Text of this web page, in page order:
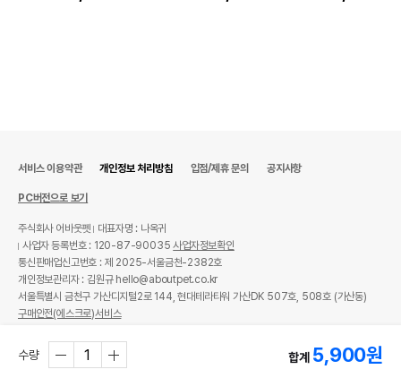
품명 및 모델명 도그아이 로프바베큐 노즈워크
법에 의한 인증,허가 등을
받았음을 확인할수 있는
경우 그에 대한 사항
상품상세설명 참조
제조국 또는 원산지
수량 합계 5,900원
서비스 이용약관 개인정보 처리방침 입점/제휴 문의 공지사항
PC버전으로 보기
주식회사 어바웃펫
대표자명 : 나옥귀
사업자 등록번호 : 120-87-90035사업자정보확인
통신판매업신고번호 : 제 2025-서울금천-2382호
개인정보관리자 : 김원규 hello@aboutpet.co.kr
서울특별시 금천구 가산디지털2로 144, 현대테라타워 가산DK 507호, 508호 (가산동)
구매안전(에스크로)서비스